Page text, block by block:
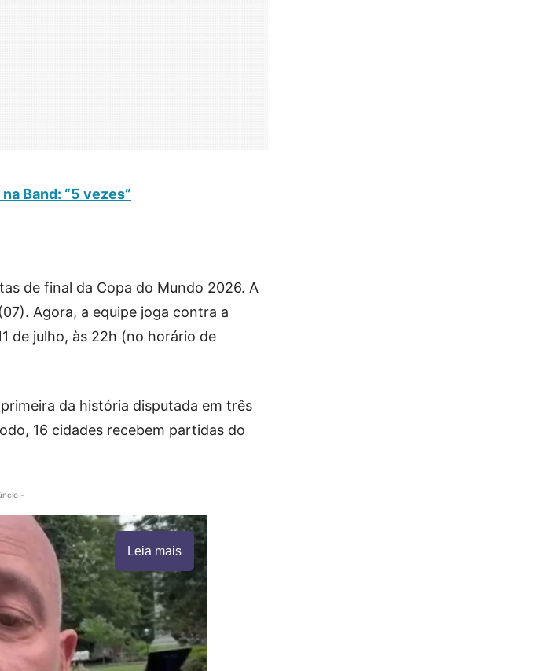
Band: “5 vezes”
de final da Copa do Mundo 2026. A
Agora, a equipe joga contra a
de julho, às 22h (no horário de
da história disputada em três
16 cidades recebem partidas do
-
Leia mais